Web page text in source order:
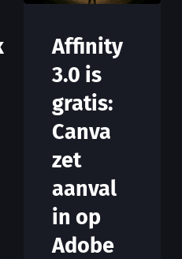
Affinity
3.0 is
gratis:
Canva
zet
aanval
in op
Adobe